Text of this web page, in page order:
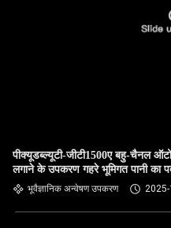
पीक्यूडब्ल्यूटी-जीटी1500ए बहु-चैनल
लगाने के उपकरण गहरे भूमिगत पानी का
भूवैज्ञानिक अन्वेषण उपकरण